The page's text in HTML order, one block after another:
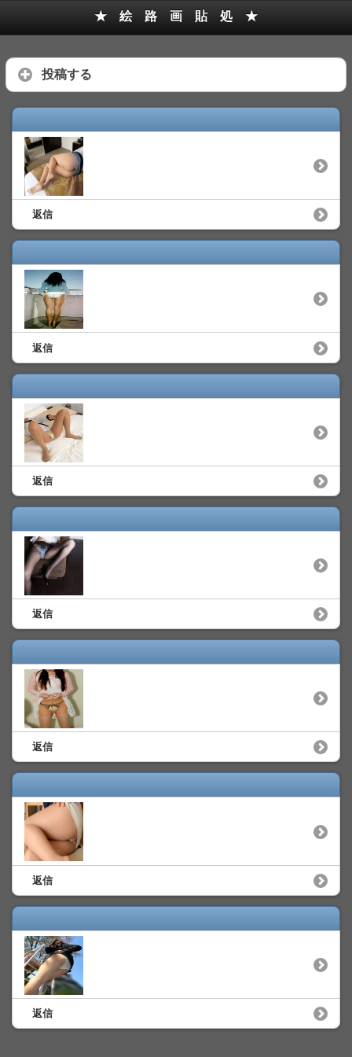
★ 絵 路 画 貼 処 ★
投稿する
返信
返信
返信
返信
返信
返信
返信